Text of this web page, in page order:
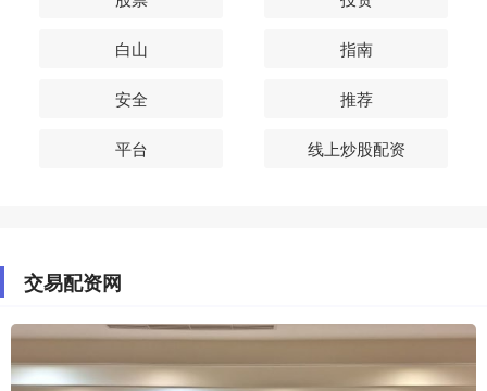
白山 指南
安全 推荐
平台 线上炒股配资
交易配资网